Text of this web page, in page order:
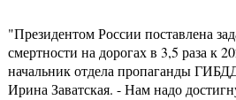
"Президентом России поставлена
смертности на дорогах в 3,5 раза к
начальник отдела пропаганды
Ирина Заватская. - Нам надо